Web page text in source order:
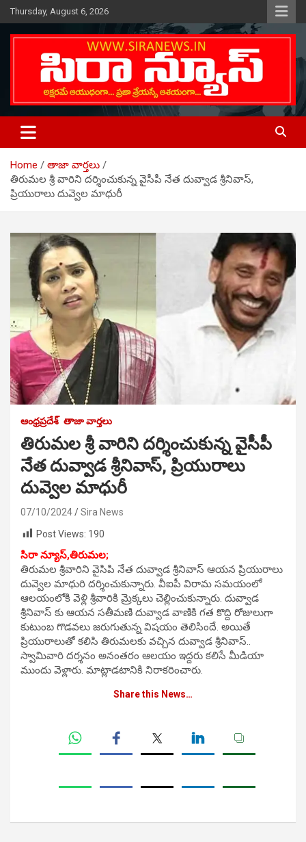
Skip
to
content
Thursday, August 6, 2026
SIRA NEWS
Telugu Online News Daily
Home
తాజా వార్తలు
తిరుమల శ్రీ వారిని దర్శించుకున్న వైసీపీ నేత దువ్వాడ శ్రీనివాస్,
ప్రియురాలు దువ్వెల మాధురీ
ఆంధ్రప్రదేశ్ తాజా వార్తలు
తిరుమల శ్రీ వారిని దర్శించుకున్న వైసీపీ
నేత దువ్వాడ శ్రీనివాస్, ప్రియురాలు
దువ్వెల మాధురీ
07/10/2024
Sira News
Post Views: 190
సిరా న్యూస్,తిరుమల;
తిరుమల శ్రీవారిని వైసిపి నేత దువ్వాడ శ్రీనివాస్ ఆయన ప్రియురాలు
దువ్వెల మాధురి దర్శించుకున్నారు. వీఐపీ విరామ సమయంలో
ఆలయంలోకి వెళ్లి శ్రీవారికి మ్రెక్కలు చెల్లించుకున్నారు. దువ్వాడ
శ్రీనివాస్ కు ఆయన సతీమణి దువ్వాడ వాణికి గత కొద్ది రోజులుగా
కుటుంబ గొడవలు జరుగుతున్న విషయం తెలిసిందే. అయితే
ప్రియురాలుతో కలిసి తిరుమలకు వచ్చిన దువ్వాడ శ్రీనివాస్..
స్వామివారి దర్శనం అనంతరం ఆలయం ఇద్దరు కలిసే మీడియా
ముందు వెళ్లారు. మాట్లాడటానికి నిరాకరించారు.
Share this News…